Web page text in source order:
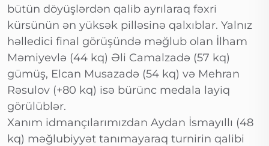
bütün döyüşlərdən qalib ayrılaraq fəxri
kürsünün ən yüksək pilləsinə qalxıblar. Yalnız
həlledici final görüşündə məğlub olan İlham
Məmiyevlə (44 kq) Əli Camalzadə (57 kq)
gümüş, Elcan Musazadə (54 kq) və Mehran
Rəsulov (+80 kq) isə bürünc medala layiq
görülüblər.
Xanım idmançılarımızdan Aydan İsmayıllı (48
kq) məğlubiyyət tanımayaraq turnirin qalibi